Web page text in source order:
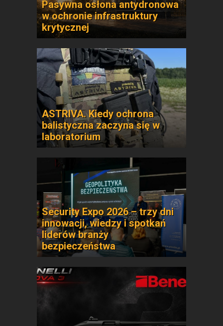
Pasywna osłona antydronowa
w ochronie infrastruktury
krytycznej
ASTRIVA. Kiedy ochrona
balistyczna zaczyna się w
laboratorium
Security Expo 2026 – trzy dni
innowacji, wiedzy i spotkań
liderów branży
bezpieczeństwa